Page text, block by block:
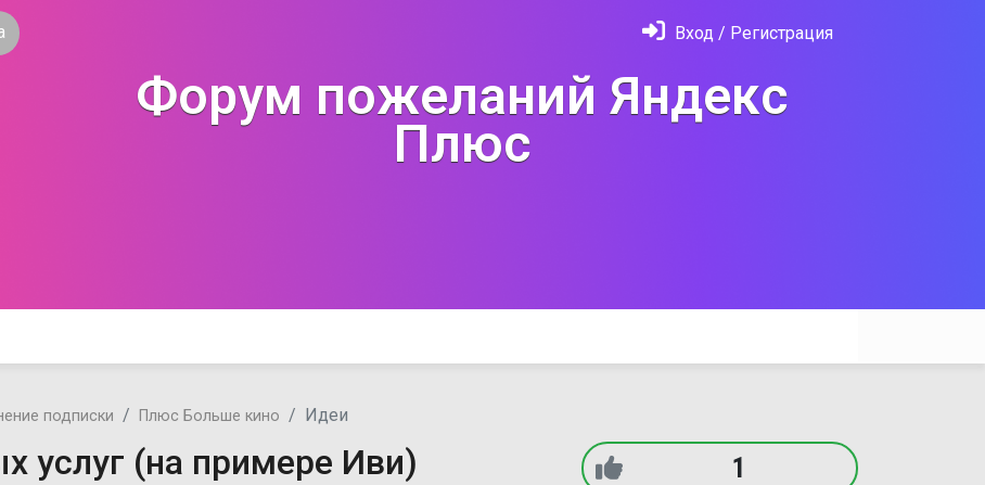
Вход / Регистрация
Форум пожеланий Яндекс
Плюс
подписки Плюс Больше кино Идеи
услуг (на примере Иви) 1